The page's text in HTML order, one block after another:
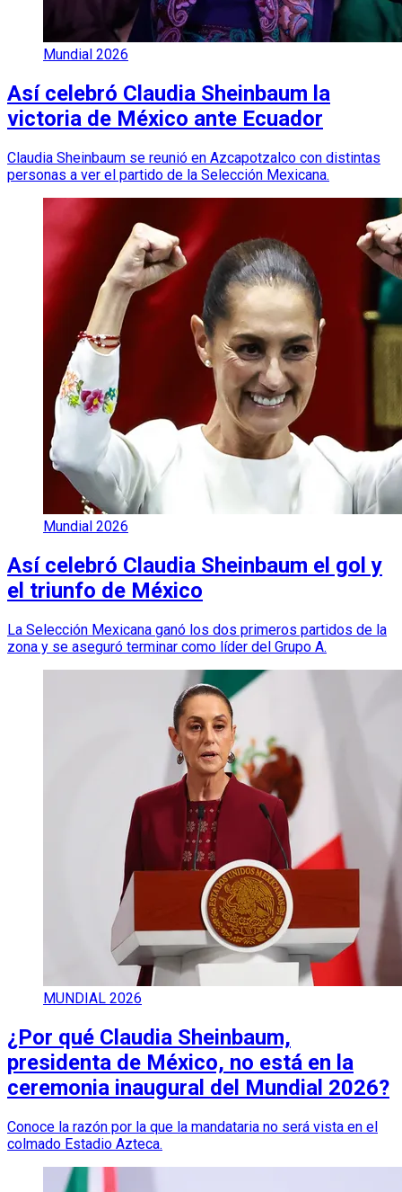
Mundial 2026
Así celebró Claudia Sheinbaum la
victoria de México ante Ecuador
Claudia Sheinbaum se reunió en Azcapotzalco con distintas
personas a ver el partido de la Selección Mexicana.
Mundial 2026
Así celebró Claudia Sheinbaum el gol y
el triunfo de México
La Selección Mexicana ganó los dos primeros partidos de la
zona y se aseguró terminar como líder del Grupo A.
MUNDIAL 2026
¿Por qué Claudia Sheinbaum,
presidenta de México, no está en la
ceremonia inaugural del Mundial 2026?
Conoce la razón por la que la mandataria no será vista en el
colmado Estadio Azteca.